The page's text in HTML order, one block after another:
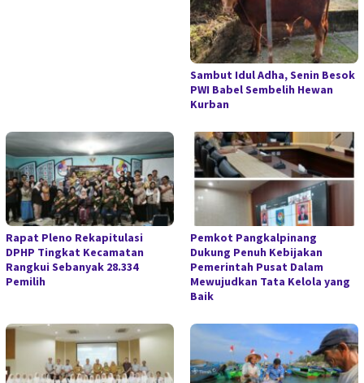
Sambut Idul Adha, Senin Besok
PWI Babel Sembelih Hewan
Kurban
Rapat Pleno Rekapitulasi
DPHP Tingkat Kecamatan
Rangkui Sebanyak 28.334
Pemilih
Pemkot Pangkalpinang
Dukung Penuh Kebijakan
Pemerintah Pusat Dalam
Mewujudkan Tata Kelola yang
Baik